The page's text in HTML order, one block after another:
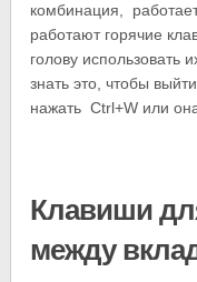
комбинация,
работают горячие
голову использовать
знать это, чтобы
нажать Ctrl+W или
Клавиши
между